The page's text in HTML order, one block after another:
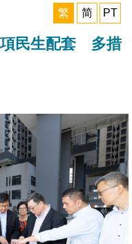
繁
简 PT
項民生配套 多措